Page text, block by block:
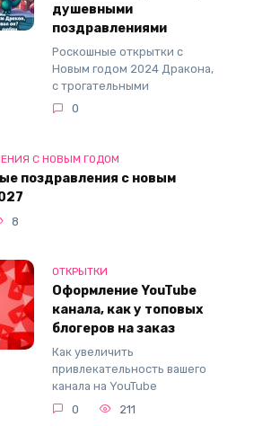
душевными
поздравлениями
Роскошные открытки с
Новым годом 2024 Дракона,
с трогательными
0
С НОВЫМ ГОДОМ
поздравления с новым
8
ОТКРЫТКИ
Оформление YouTube
канала, как у топовых
блогеров на заказ
Как увеличить
привлекательность вашего
канала на YouTube
0
211